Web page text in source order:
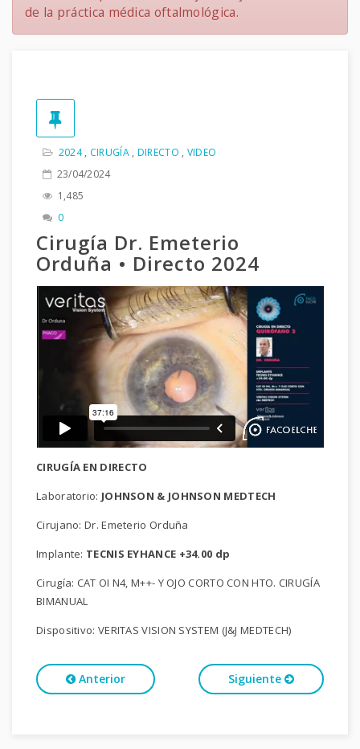
de la práctica médica oftalmológica.
2024, CIRUGÍA, DIRECTO , VIDEO
23/04/2024
1,485
0
Cirugía Dr. Emeterio
Orduña • Directo 2024
CIRUGÍA EN DIRECTO
Laboratorio: JOHNSON & JOHNSON MEDTECH
Cirujano: Dr. Emeterio Orduña
Implante: TECNIS EYHANCE +34.00 dp
Cirugía: CAT OI N4, M++- Y OJO CORTO CON HTO. CIRUGÍA
BIMANUAL
Dispositivo: VERITAS VISION SYSTEM (J&J MEDTECH)
Anterior Siguiente